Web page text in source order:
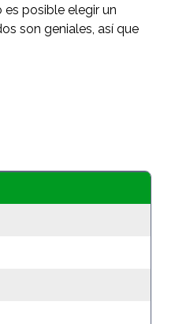
es posible elegir un
son geniales, así que